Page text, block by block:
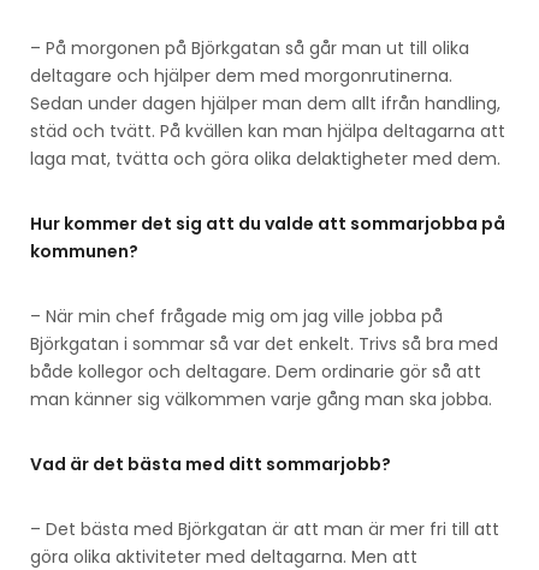
– På morgonen på Björkgatan så går man ut till olika
deltagare och hjälper dem med morgonrutinerna.
Sedan under dagen hjälper man dem allt ifrån handling,
städ och tvätt. På kvällen kan man hjälpa deltagarna att
laga mat, tvätta och göra olika delaktigheter med dem.
Hur kommer det sig att du valde att sommarjobba på
kommunen?
– När min chef frågade mig om jag ville jobba på
Björkgatan i sommar så var det enkelt. Trivs så bra med
både kollegor och deltagare. Dem ordinarie gör så att
man känner sig välkommen varje gång man ska jobba.
Vad är det bästa med ditt sommarjobb?
– Det bästa med Björkgatan är att man är mer fri till att
göra olika aktiviteter med deltagarna. Men att